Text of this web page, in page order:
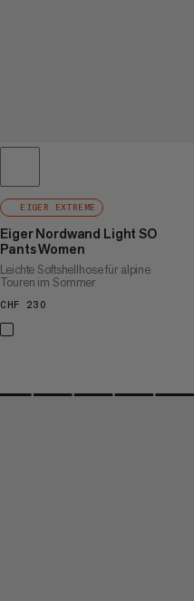
EIGER EXTREME
Eiger Nordwand Light SO
Pants Women
Leichte Softshellhose für alpine
Touren im Sommer
CHF 230